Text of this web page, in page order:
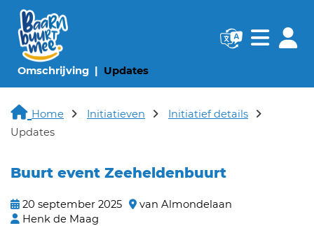
Omschrijving(huidige pagina)
Updates(huidige pagina)
Navigatie
Home Initiatieven
Initiatief details
Updates
Buurt event Zeeheldenbuurt
20 september 2025
van Almondelaan
Henk de Maag